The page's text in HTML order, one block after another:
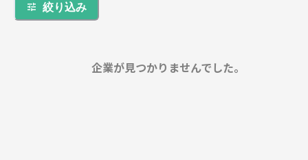
絞り込み
企業が見つかりませんでした。